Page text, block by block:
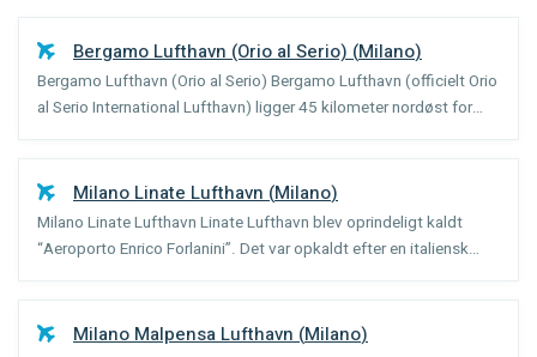
Bergamo Lufthavn (Orio al Serio) (Milano)
Bergamo Lufthavn (Orio al Serio) Bergamo Lufthavn (officielt Orio
al Serio International Lufthavn) ligger 45 kilometer nordøst for
Milano Linate Lufthavn (Milano)
Milano Linate Lufthavn Linate Lufthavn blev oprindeligt kaldt
“Aeroporto Enrico Forlanini”. Det var opkaldt efter en italiensk
Milano Malpensa Lufthavn (Milano)